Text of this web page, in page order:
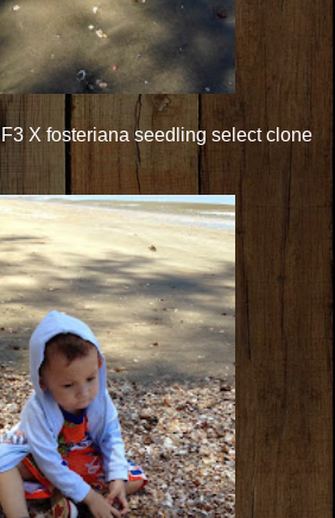
X fosteriana seedling select clone